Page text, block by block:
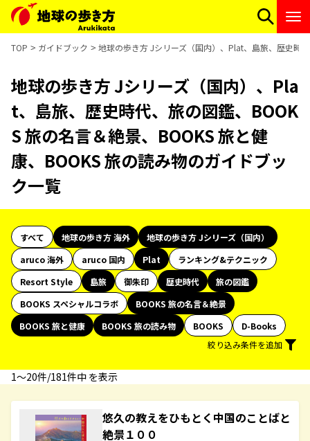
TOP ガイドブック 地球の歩き方 Jシリーズ（国内）、Plat、島旅、歴史時
地球の歩き方 Jシリーズ（国内）、Pla
t、島旅、歴史時代、旅の図鑑、BOOK
S 旅の名言＆絶景、BOOKS 旅と健
康、BOOKS 旅の読み物のガイドブッ
ク一覧
すべて 地球の歩き方 海外
地球の歩き方 Jシリーズ（国内）
aruco 海外
aruco 国内 Plat
ランキング&テクニック
Resort Style
島旅 御朱印 歴史時代
旅の図鑑
BOOKS スペシャルコラボ
BOOKS 旅の名言＆絶景
BOOKS 旅と健康
BOOKS 旅の読み物 BOOKS
D-Books
絞り込み条件を追加
1〜20件/181件中 を表示
悠久の教えをひもとく中国のことばと
絶景１００